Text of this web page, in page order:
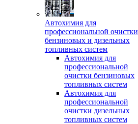
Автохимия для
профессиональной очистки
бензиновых и дизельных
топливных систем
Автохимия для
профессиональной
очистки бензиновых
топливных систем
Автохимия для
профессиональной
очистки дизельных
топливных систем